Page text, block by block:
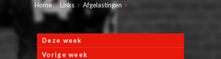
Home Links Afgelastingen
Deze week
Vorige week